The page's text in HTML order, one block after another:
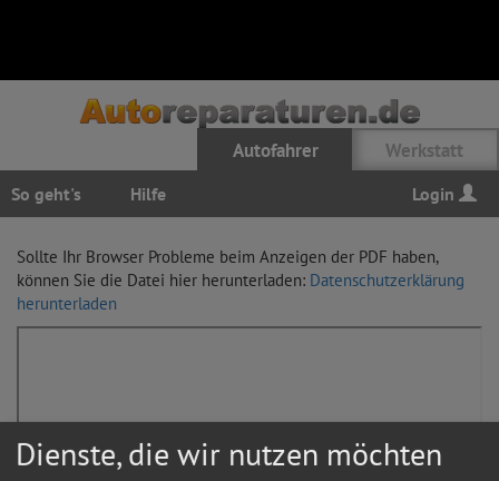
Autofahrer Werkstatt
So geht's Hilfe Login
Sollte Ihr Browser Probleme beim Anzeigen der PDF haben,
können Sie die Datei hier herunterladen: Datenschutzerklärung
herunterladen
Dienste, die wir nutzen möchten